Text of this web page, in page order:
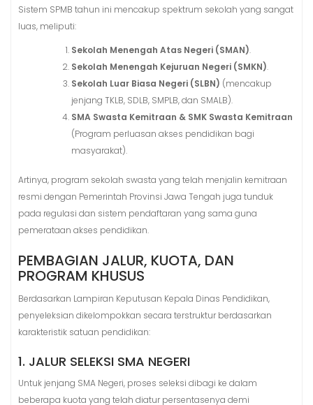
Sistem SPMB tahun ini mencakup spektrum sekolah yang sangat
luas, meliputi:
Sekolah Menengah Atas Negeri (SMAN).
Sekolah Menengah Kejuruan Negeri (SMKN).
Sekolah Luar Biasa Negeri (SLBN) (mencakup
jenjang TKLB, SDLB, SMPLB, dan SMALB).
SMA Swasta Kemitraan & SMK Swasta Kemitraan
(Program perluasan akses pendidikan bagi
masyarakat).
Artinya, program sekolah swasta yang telah menjalin kemitraan
resmi dengan Pemerintah Provinsi Jawa Tengah juga tunduk
pada regulasi dan sistem pendaftaran yang sama guna
pemerataan akses pendidikan.
PEMBAGIAN JALUR, KUOTA, DAN
PROGRAM KHUSUS
Berdasarkan Lampiran Keputusan Kepala Dinas Pendidikan,
penyeleksian dikelompokkan secara terstruktur berdasarkan
karakteristik satuan pendidikan:
1. JALUR SELEKSI SMA NEGERI
Untuk jenjang SMA Negeri, proses seleksi dibagi ke dalam
beberapa kuota yang telah diatur persentasenya demi